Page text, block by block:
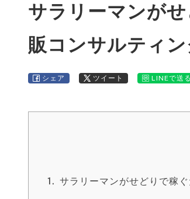
サラリーマンが
販コンサルティ
シェア ツイート LINEで送る
サラリーマンがせどりで稼